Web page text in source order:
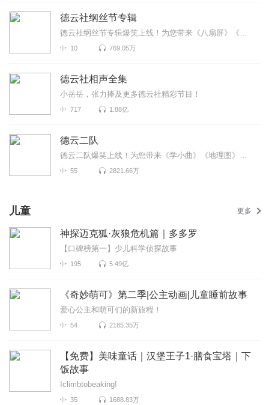
德云社纲丝节专辑
德云社纲丝节专辑爆笑上线！为您带来《八扇屏》《学电台》《下象棋》等高能相声！各种爆笑包袱等你解锁...
10 769.05万
德云社相声全集
小岳岳，张力捧及更多德云社精彩节目！
717 1.88亿
德云二队
德云二队爆笑上线！为您带来《学小曲》《地理图》《歌曲漫谈》等高能相声！各种爆笑包袱等你解锁！一次...
55 2821.66万
儿童 更多
神探迈克狐·灰狼危机篇｜多多罗
【口碑榜第一】少儿科学侦探故事
195 5.49亿
《奇妙萌可》第二季|公主动画|儿童睡前故事
爱心公主和萌可们的新旅程！
54 2185.35万
【免费】美味童话｜汉堡王子1·膳食宝塔｜下
饭故事
Iclimbtobeaking!
35 1688.83万